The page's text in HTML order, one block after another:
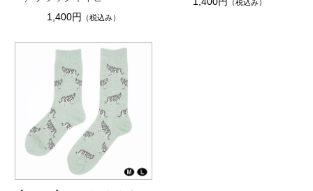
1,400円 （税込み）
（税込み）